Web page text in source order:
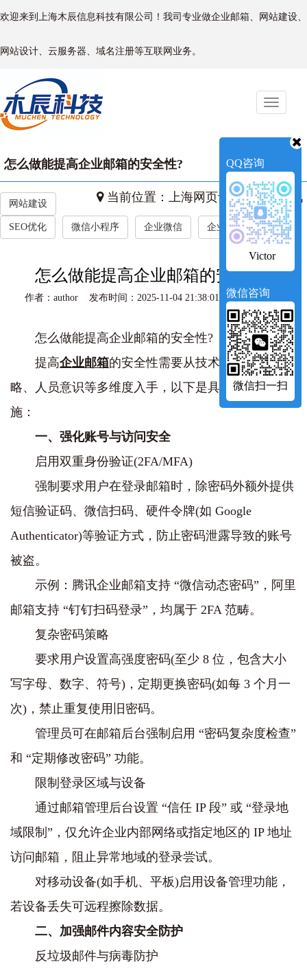
欢迎来到上海木辰信息科技有限公司！我司专业做企业邮箱、网站建设、
网站设计、云服务器、域名注册等互联网业务。
Toggle
怎么做能提高企业邮箱的安全性?
当前位置： 上海网页设计->新闻资讯
网站建设
SEO优化 微信小程序 企业微信 企业新闻
怎么做能提高企业邮箱的安全性?
作者：author 发布时间：2025-11-04 21:38:01 访问量：372
怎么做能提高企业邮箱的安全性?
提高企业邮箱的安全性需要从技术配置、管理策
略、人员意识等多维度入手，以下是具体的建议和措
施：
一、强化账号与访问安全
启用双重身份验证(2FA/MFA)
强制要求用户在登录邮箱时，除密码外额外提供
短信验证码、微信扫码、硬件令牌(如 Google
Authenticator)等验证方式，防止密码泄露导致的账号
被盗。
示例：腾讯企业邮箱支持 “微信动态密码”，阿里
邮箱支持 “钉钉扫码登录”，均属于 2FA 范畴。
复杂密码策略
要求用户设置高强度密码(至少 8 位，包含大小
写字母、数字、符号)，定期更换密码(如每 3 个月一
次)，禁止重复使用旧密码。
管理员可在邮箱后台强制启用 “密码复杂度检查”
和 “定期修改密码” 功能。
限制登录区域与设备
通过邮箱管理后台设置 “信任 IP 段” 或 “登录地
域限制”，仅允许企业内部网络或指定地区的 IP 地址
访问邮箱，阻止异常地域的登录尝试。
对移动设备(如手机、平板)启用设备管理功能，
若设备丢失可远程擦除数据。
二、加强邮件内容安全防护
反垃圾邮件与病毒防护
QQ咨询
Victor
微信咨询
微信扫一扫